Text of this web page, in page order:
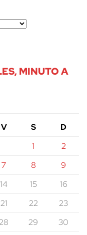
MINUTO A
V S
D
1
2
7 8
9
14 15
16
21 22
23
29
30